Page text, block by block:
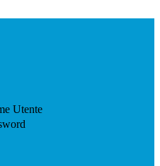
Utente